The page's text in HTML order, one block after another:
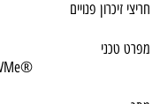
פנויים